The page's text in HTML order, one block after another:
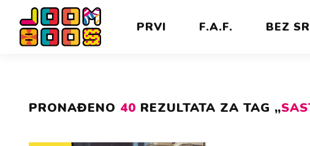
PRVI F.A.F. BEZ
PRONAĐENO 40 REZULTATA ZA TAG „